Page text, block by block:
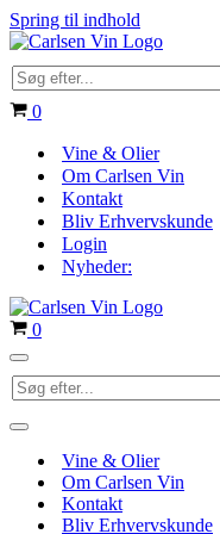
Spring til indhold
Søg
efter...
Indkøbskurv
0
Vine & Olier
Om Carlsen Vin
Kontakt
Bliv Erhvervskunde
Login
Nyheder:
Indkøbskurv
0
Navigation
menu
Søg
efter...
Navigation
Vine & Olier
Om Carlsen Vin
Kontakt
Bliv Erhvervskunde